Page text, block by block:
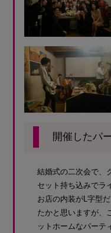
開催したパ
結婚式の二次会で、
セット持ち込みでラ
お店の内装がL字型
たかと思いますが、
ットホームなパーテ